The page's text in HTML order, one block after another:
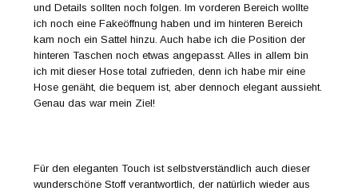
und Details sollten noch folgen. Im vorderen Bereich wollte
ich noch eine Fakeöffnung haben und im hinteren Bereich
kam noch ein Sattel hinzu. Auch habe ich die Position der
hinteren Taschen noch etwas angepasst. Alles in allem bin
ich mit dieser Hose total zufrieden, denn ich habe mir eine
Hose genäht, die bequem ist, aber dennoch elegant aussieht.
Genau das war mein Ziel!
Für den eleganten Touch ist selbstverständlich auch dieser
wunderschöne Stoff verantwortlich, der natürlich wieder aus